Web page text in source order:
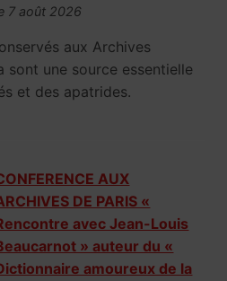
7 août 2026
aux Archives
sont une source essentielle
et des apatrides.
AUX
DE PARIS «
avec Jean-Louis
» auteur du «
amoureux de la